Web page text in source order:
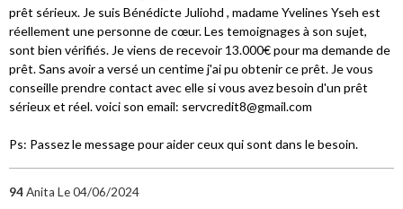
prêt sérieux. Je suis Bénédicte Juliohd , madame Yvelines Yseh est
réellement une personne de cœur. Les temoignages à son sujet,
sont bien vérifiés. Je viens de recevoir 13.000€ pour ma demande de
prêt. Sans avoir a versé un centime j'ai pu obtenir ce prêt. Je vous
conseille prendre contact avec elle si vous avez besoin d'un prêt
sérieux et réel. voici son email: servcredit8@gmail.com
Ps: Passez le message pour aider ceux qui sont dans le besoin.
94Anita Le 04/06/2024